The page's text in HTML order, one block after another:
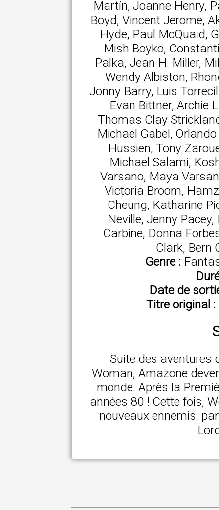
Martín, Joanne Henry,
Boyd, Vincent Jerome,
Hyde, Paul McQuaid,
Mish Boyko,
Palka, Jean H. Miller,
Wendy Albiston,
Jonny Barry, Luis
Evan Bittner, Archie
Thomas Clay
Michael Gabel,
Hussien, Tony
Michael Salami,
Varsano, Maya
Victoria Broom,
Cheung, Katharine
Neville, Jenny
Carbine, Donna
Clark, Bern
Genre :
Date de
Titre original :
Suite des aventures
Woman, Amazone
monde. Après la
années 80 ! Cette fois,
nouveaux ennemis,